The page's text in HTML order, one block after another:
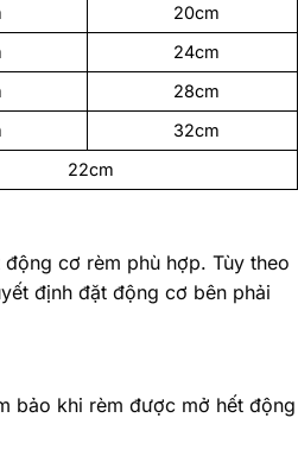
20cm
24cm
28cm
32cm
22cm
cơ rèm phù hợp. Tùy theo
định đặt động cơ bên phải
bảo khi rèm được mở hết động